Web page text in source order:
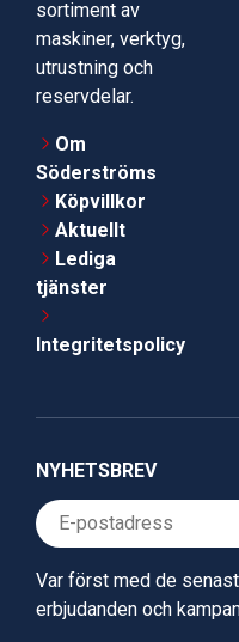
sortiment av
maskiner, verktyg,
utrustning och
reservdelar.
Om
Söderströms
Köpvillkor
Aktuellt
Lediga
tjänster
Integritetspolicy
NYHETSBREV
Var först med de
erbjudanden och